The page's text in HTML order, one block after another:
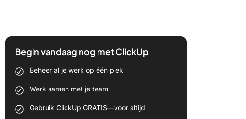
Begin vandaag nog met ClickUp
Beheer al je werk op één plek
Werk samen met je team
Gebruik ClickUp GRATIS—voor altijd